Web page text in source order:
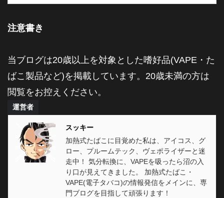
注意書き
当ブログは20歳以上を対象とした嗜好品(VAPE・た
ばこ製品など)を掲載しています。20歳未満の方は
閲覧をお控えください。
運営者
スッキー
加熱式たばこに目覚めた私は、アイコス、グ
ロー、プルームテック、ヴェポライザーと迷
走中！ 気分転換に、VAPEを吸ったら沼の入
り口が見えてきました。 加熱式たばこ・
VAPE(電子タバコ)の情報発信をメインに、専
門ブログを目指して頑張ります！